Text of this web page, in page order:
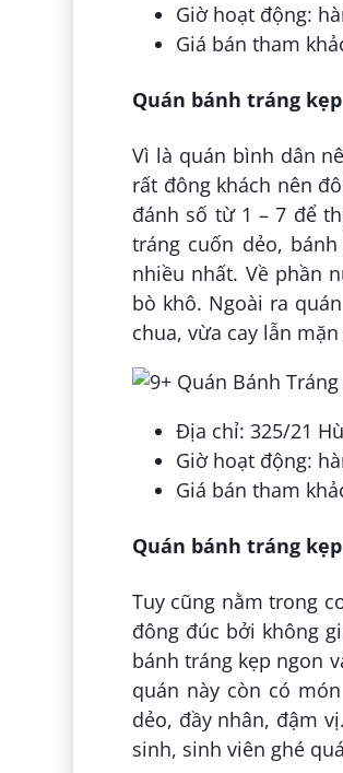
Giờ hoạt động:
Giá bán tham
Quán bánh tráng
Vì là quán bình dân
rất đông khách nên
đánh số từ 1 – 7 để
tráng cuốn dẻo,
nhiều nhất. Về phần
bò khô. Ngoài ra
chua, vừa cay lẫn
Địa chỉ: 325/21
Giờ hoạt động:
Giá bán tham
Quán bánh tráng
Tuy cũng nằm trong
đông đúc bởi không
bánh tráng kẹp ngon
quán này còn có
dẻo, đầy nhân, đậm
sinh, sinh viên ghé